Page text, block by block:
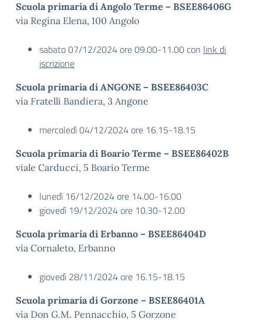
Scuola primaria di Angolo Terme – BSEE86406G
via Regina Elena, 100 Angolo
sabato 07/12/2024 ore 09.00-11.00 con link di
iscrizione
Scuola primaria di ANGONE – BSEE86403C
via Fratelli Bandiera, 3 Angone
mercoledì 04/12/2024 ore 16.15-18.15
Scuola primaria di Boario Terme – BSEE86402B
viale Carducci, 5 Boario Terme
lunedì 16/12/2024 ore 14.00-16.00
giovedì 19/12/2024 ore 10.30-12.00
Scuola primaria di Erbanno – BSEE86404D
via Cornaleto, Erbanno
giovedì 28/11/2024 ore 16.15-18.15
Scuola primaria di Gorzone – BSEE86401A
via Don G.M. Pennacchio, 5 Gorzone